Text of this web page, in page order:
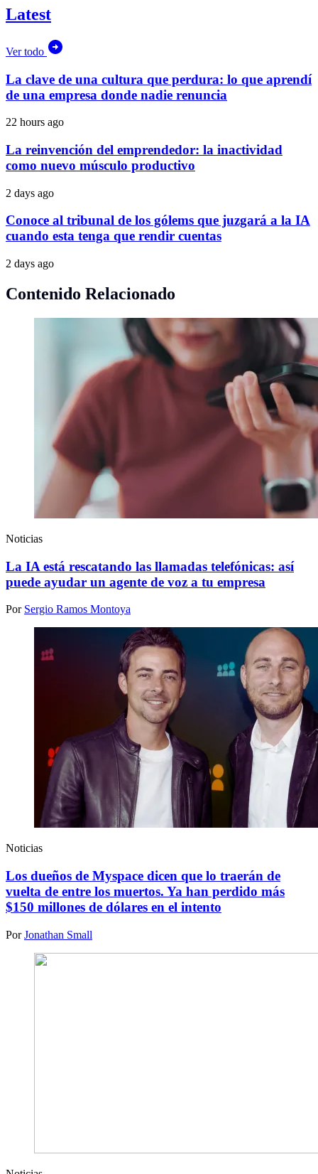
Latest
Ver todo
La clave de una cultura que perdura: lo que aprendí
de una empresa donde nadie renuncia
22 hours ago
La reinvención del emprendedor: la inactividad
como nuevo músculo productivo
2 days ago
Conoce al tribunal de los gólems que juzgará a la IA
cuando esta tenga que rendir cuentas
2 days ago
Contenido Relacionado
Noticias
La IA está rescatando las llamadas telefónicas: así
puede ayudar un agente de voz a tu empresa
Por Sergio Ramos Montoya
Noticias
Los dueños de Myspace dicen que lo traerán de
vuelta de entre los muertos. Ya han perdido más
$150 millones de dólares en el intento
PorJonathan Small